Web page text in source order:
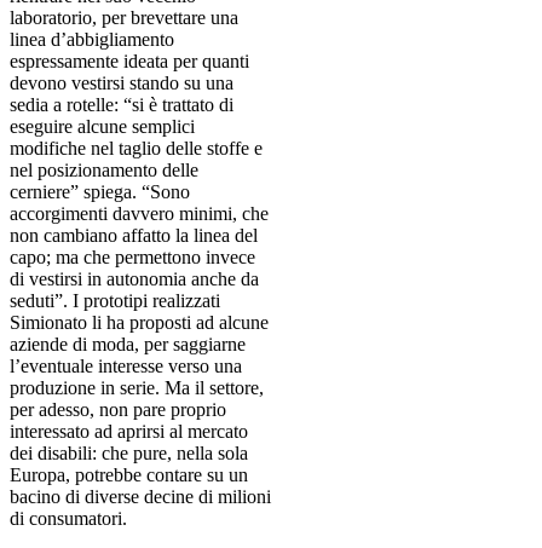
laboratorio, per brevettare una
linea d’abbigliamento
espressamente ideata per quanti
devono vestirsi stando su una
sedia a rotelle: “si è trattato di
eseguire alcune semplici
modifiche nel taglio delle stoffe e
nel posizionamento delle
cerniere” spiega. “Sono
accorgimenti davvero minimi, che
non cambiano affatto la linea del
capo; ma che permettono invece
di vestirsi in autonomia anche da
seduti”. I prototipi realizzati
Simionato li ha proposti ad alcune
aziende di moda, per saggiarne
l’eventuale interesse verso una
produzione in serie. Ma il settore,
per adesso, non pare proprio
interessato ad aprirsi al mercato
dei disabili: che pure, nella sola
Europa, potrebbe contare su un
bacino di diverse decine di milioni
di consumatori.